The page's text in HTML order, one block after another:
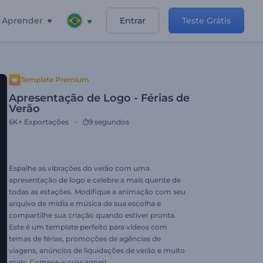
Aprender Entrar Teste Grátis
Template Premium
Apresentação de Logo - Férias de
Verão
6K+ Exportações 9 segundos
Espalhe as vibrações ​​do verão com uma
apresentação de logo e celebre a mais quente de
todas as estações. Modifique a animação com seu
arquivo de mídia e música de sua escolha e
compartilhe sua criação quando estiver pronta.
Este é um template perfeito para vídeos com
temas de férias, promoções de agências de
viagens, anúncios de liquidações de verão e muito